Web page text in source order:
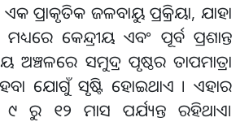
ପ୍ରାକୃତିକ ଜଳବାୟୁ ପ୍ରକ୍ରିୟା, ଯାହା
କେନ୍ଦ୍ରୀୟ ଏବଂ ପୂର୍ବ ପ୍ରଶାନ୍ତ
ଅଞ୍ଚଳରେ ସମୁଦ୍ର ପୃଷ୍ଠର ତାପମାତ୍ରା
ଯୋଗୁଁ ସୃଷ୍ଟି ହୋଇଥାଏ । ଏହାର
୯ ରୁ ୧୨ ମାସ ପର୍ଯ୍ୟନ୍ତ ରହିଥାଏ।